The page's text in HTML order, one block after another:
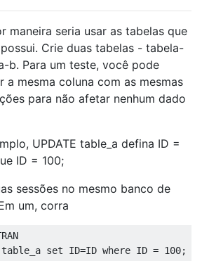
maneira seria usar as tabelas que
Crie duas tabelas - tabela-
b. Para um teste, você pode
a mesma coluna com as mesmas
para não afetar nenhum dado
UPDATE table_a defina ID =
ID = 100;
sessões no mesmo banco de
um, corra
table_a set ID=ID where ID = 100;